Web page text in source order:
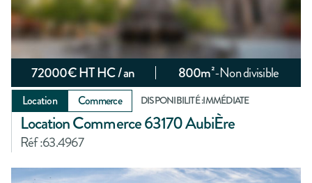
72000€ HT HC / an 800m²-Non divisible
Location Commerce DISPONIBILITÉ :IMMÉDIATE
Location Commerce 63170 AubiÈre
Réf :63.4967